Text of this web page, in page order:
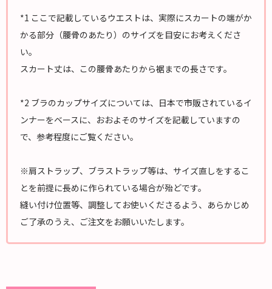
*1 ここで記載しているウエストは、実際にスカートの端がか
かる部分（腰骨のあたり）のサイズを目安にお考えくださ
い。
スカート丈は、この腰骨あたりから裾までの長さです。
*2 ブラのカップサイズについては、日本で市販されているイ
ンナーをベースに、おおよそのサイズを記載していますの
で、参考程度にご覧ください。
※肩ストラップ、ブラストラップ等は、サイズ直しをするこ
とを前提に長めに作られている場合が殆どです。
縫い付け位置等、調整してお使いくださるよう、あらかじめ
ご了承のうえ、ご注文をお願いいたします。